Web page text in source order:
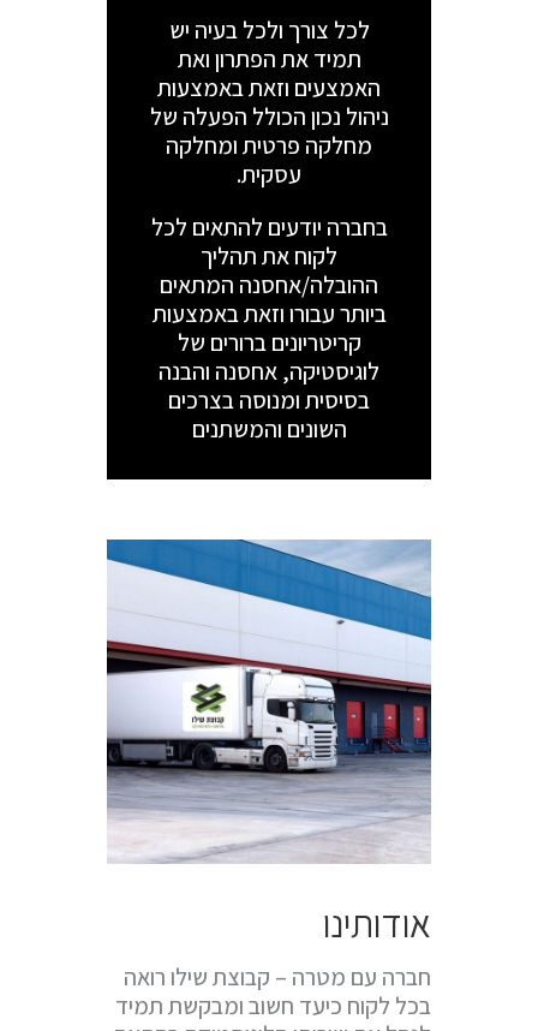
לכל צורך ולכל בעיה יש
תמיד את הפתרון ואת
האמצעים וזאת באמצעות
ניהול נכון הכולל הפעלה של
מחלקה פרטית ומחלקה
עסקית.
בחברה יודעים להתאים לכל
לקוח את תהליך
ההובלה/אחסנה המתאים
ביותר עבורו וזאת באמצעות
קריטריונים ברורים של
לוגיסטיקה, אחסנה והבנה
בסיסית ומנוסה בצרכים
השונים והמשתנים
אודותינו
חברה עם מטרה – קבוצת שילו רואה
בכל לקוח כיעד חשוב ומבקשת תמיד